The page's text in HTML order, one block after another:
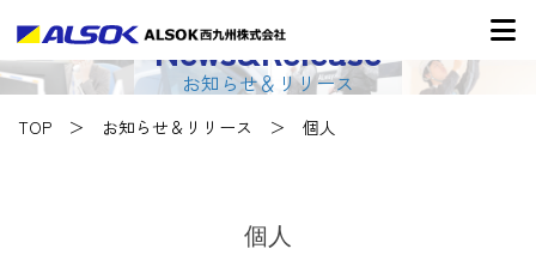
News&Release
お知らせ＆リリース
TOP お知らせ＆リリース 個人
個人